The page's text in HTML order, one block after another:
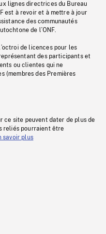
lignes directrices du Bureau
est à revoir et à mettre à jour
des communautés
de l’ONF.
de licences pour les
des participants et
ou clientes qui ne
(membres des Premières
ce site peuvent dater de plus de
reliés pourraient être
savoir plus